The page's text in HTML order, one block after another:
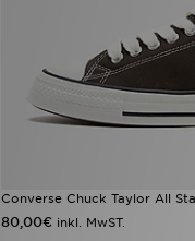
Converse Chuck Taylor All
80,00€ inkl. MwST.